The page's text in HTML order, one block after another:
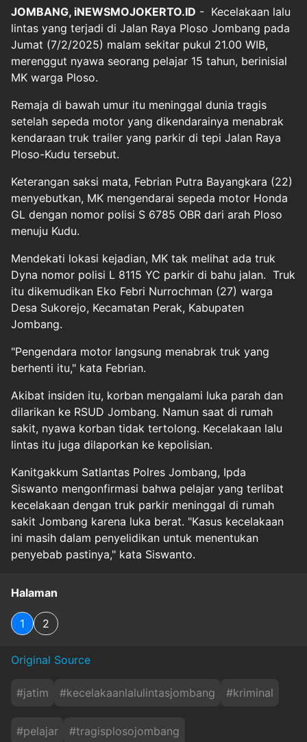
JOMBANG, iNEWSMOJOKERTO.ID - Kecelakaan lalu
lintas yang terjadi di Jalan Raya Ploso Jombang pada
Jumat (7/2/2025) malam sekitar pukul 21.00 WIB,
merenggut nyawa seorang pelajar 15 tahun, berinisial
MK warga Ploso.
Remaja di bawah umur itu meninggal dunia tragis
setelah sepeda motor yang dikendarainya menabrak
kendaraan truk trailer yang parkir di tepi Jalan Raya
Ploso-Kudu tersebut.
Keterangan saksi mata, Febrian Putra Bayangkara (22)
menyebutkan, MK mengendarai sepeda motor Honda
GL dengan nomor polisi S 6785 OBR dari arah Ploso
menuju Kudu.
Mendekati lokasi kejadian, MK tak melihat ada truk
Dyna nomor polisi L 8115 YC parkir di bahu jalan. Truk
itu dikemudikan Eko Febri Nurrochman (27) warga
Desa Sukorejo, Kecamatan Perak, Kabupaten
Jombang.
"Pengendara motor langsung menabrak truk yang
berhenti itu," kata Febrian.
Akibat insiden itu, korban mengalami luka parah dan
dilarikan ke RSUD Jombang. Namun saat di rumah
sakit, nyawa korban tidak tertolong. Kecelakaan lalu
lintas itu juga dilaporkan ke kepolisian.
Kanitgakkum Satlantas Polres Jombang, Ipda
Siswanto mengonfirmasi bahwa pelajar yang terlibat
kecelakaan dengan truk parkir meninggal di rumah
sakit Jombang karena luka berat. "Kasus kecelakaan
ini masih dalam penyelidikan untuk menentukan
penyebab pastinya," kata Siswanto.
Halaman
1 2
Original Source
#jatim #kecelakaanlalulintasjombang #kriminal
#pelajar #tragisplosojombang